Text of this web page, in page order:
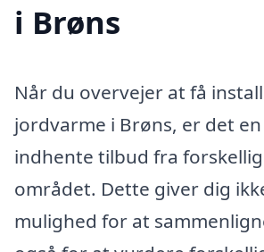
i Brøns
Når du overvejer at få
jordvarme i Brøns, er det
indhente tilbud fra
området. Dette giver dig
mulighed for at